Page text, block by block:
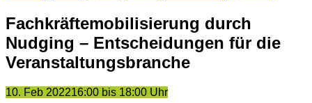
Fachkräftemobilisierung durch
Nudging – Entscheidungen für die
Veranstaltungsbranche
10. Feb 202216:00 bis 18:00 Uhr